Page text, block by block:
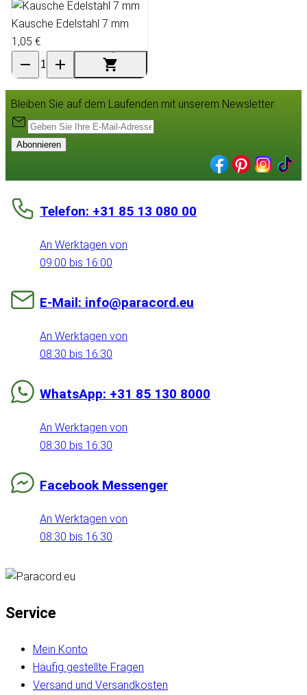
Kausche Edelstahl 7 mm
1,05 €
Bleiben Sie auf dem Laufenden mit unserem Newsletter:
Abonnieren
Telefon: +31 85 13 080 00
An Werktagen von
09:00 bis 16:00
E-Mail: info@paracord.eu
An Werktagen von
08:30 bis 16:30
WhatsApp: +31 85 130 8000
An Werktagen von
08:30 bis 16:30
Facebook Messenger
An Werktagen von
08:30 bis 16:30
Service
Mein Konto
Häufig gestellte Fragen
Versand und Versandkosten